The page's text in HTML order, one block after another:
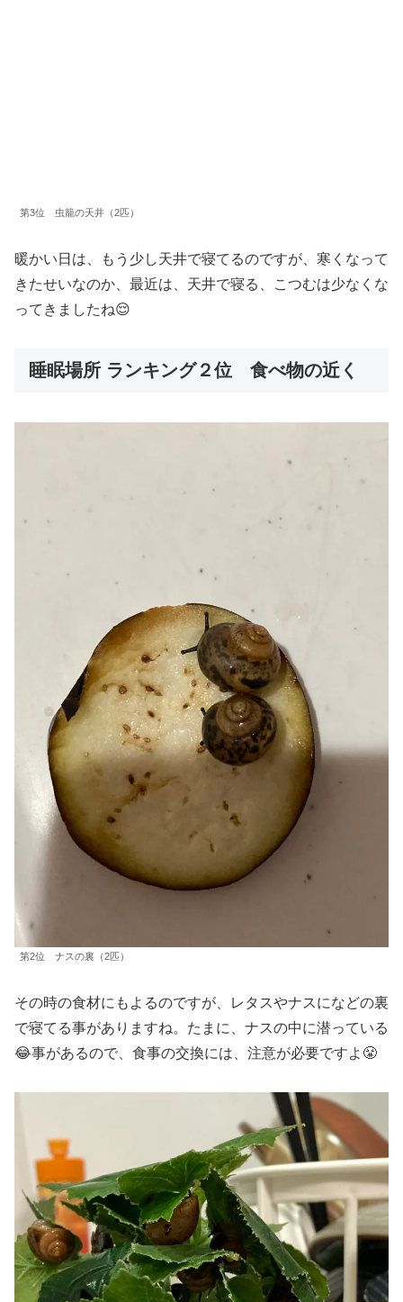
第3位 虫籠の天井（2匹）
暖かい日は、もう少し天井で寝てるのですが、寒くなって
きたせいなのか、最近は、天井で寝る、こつむは少なくな
ってきましたね😌
睡眠場所 ランキング２位 食べ物の近く
第2位 ナスの裏（2匹）
その時の食材にもよるのですが、レタスやナスになどの裏
で寝てる事がありますね。たまに、ナスの中に潜っている
😂事があるので、食事の交換には、注意が必要ですよ😤